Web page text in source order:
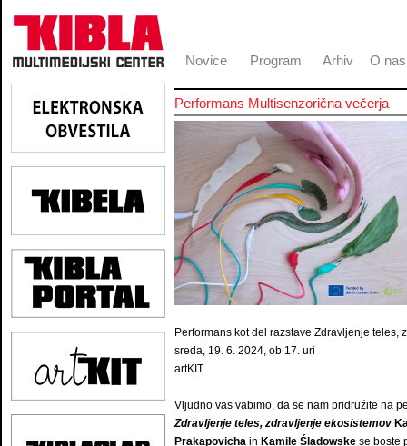
Novice Program Arhiv O nas
Performans Multisenzorična večerja
Performans kot del razstave Zdravljenje teles,
sreda, 19. 6. 2024, ob 17. uri
artKIT
Vljudno vas vabimo, da se nam pridružite na
Zdravljenje teles, zdravljenje ekosistemov
Prakapovicha in Kamile Śladowske se boste